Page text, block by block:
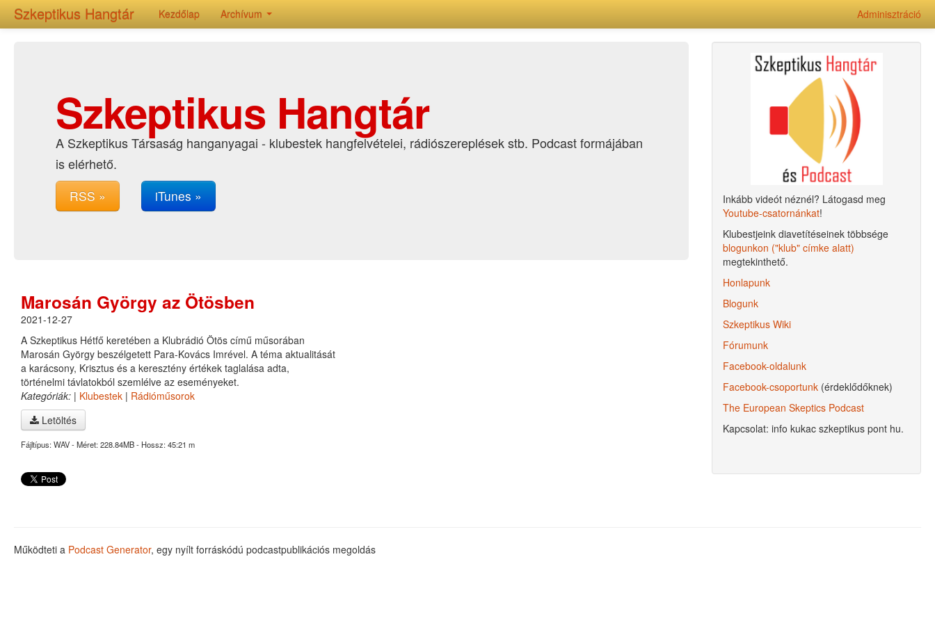
Szkeptikus Hangtár Adminisztráció
Kezdőlap Archívum
Szkeptikus Hangtár
A Szkeptikus Társaság hanganyagai - klubestek hangfelvételei, rádiószereplések stb. Podcast formájában
is elérhető.
RSS » iTunes »
Marosán György az Ötösben
2021-12-27
A Szkeptikus Hétfő keretében a Klubrádió Ötös című műsorában
Marosán György beszélgetett Para-Kovács Imrével. A téma aktualitását
a karácsony, Krisztus és a keresztény értékek taglalása adta,
történelmi távlatokból szemlélve az eseményeket.
Kategóriák: | Klubestek | Rádióműsorok
Letöltés
Fájltípus: WAV - Méret: 228.84MB - Hossz: 45:21 m
Inkább videót néznél? Látogasd meg
Youtube-csatornánkat!
Klubestjeink diavetítéseinek többsége
blogunkon ("klub" címke alatt)
megtekinthető.
Honlapunk
Blogunk
Szkeptikus Wiki
Fórumunk
Facebook-oldalunk
Facebook-csoportunk (érdeklődőknek)
The European Skeptics Podcast
Kapcsolat: info kukac szkeptikus pont hu.
Működteti a Podcast Generator, egy nyílt forráskódú podcastpublikációs megoldás